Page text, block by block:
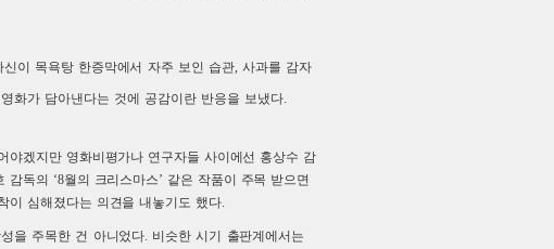
이 목욕탕 한증막에서 자주 보인 습관, 사과를 감자
화가 담아낸다는 것에 공감이란 반응을 보냈다.
야겠지만 영화비평가나 연구자들 사이에선 홍상수 감
감독의 ‘8월의 크리스마스’ 같은 작품이 주목 받으면
이 심해졌다는 의견을 내놓기도 했다.
을 주목한 건 아니었다. 비슷한 시기 출판계에서는